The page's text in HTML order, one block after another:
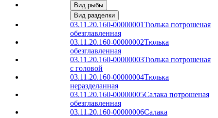
Вид рыбы
Вид разделки
03.11.20.160-00000001Тюлька потрошеная
обезглавленная
03.11.20.160-00000002Тюлька
обезглавленная
03.11.20.160-00000003Тюлька потрошеная
с головой
03.11.20.160-00000004Тюлька
неразделанная
03.11.20.160-00000005Салака потрошеная
обезглавленная
03.11.20.160-00000006Салака